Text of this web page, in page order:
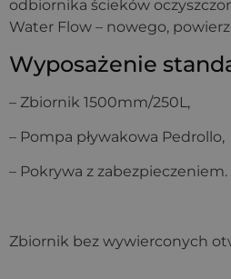
odbiornika ścieków
Water Flow – nowego,
Wyposażenie
– Zbiornik 1500mm/250L,
– Pompa pływakowa Pedrollo,
– Pokrywa z zabezpieczeniem.
Zbiornik bez wywierconych